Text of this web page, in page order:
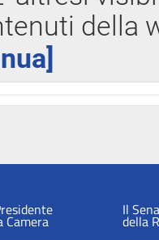
della
Camera
Il
della